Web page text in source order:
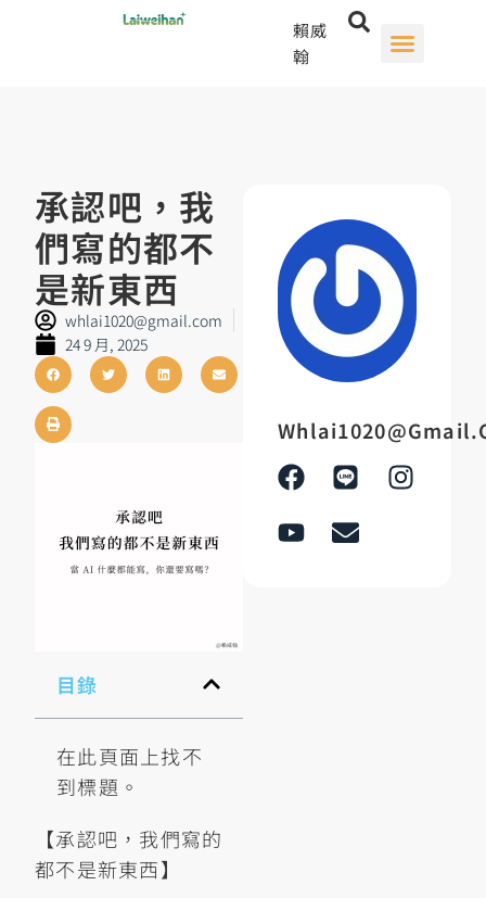
賴威
翰
承認吧，我
們寫的都不
是新東西
whlai1020@gmail.com
24 9 月, 2025
目錄
在此頁面上找不
到標題。
【承認吧，我們寫的
都不是新東西】